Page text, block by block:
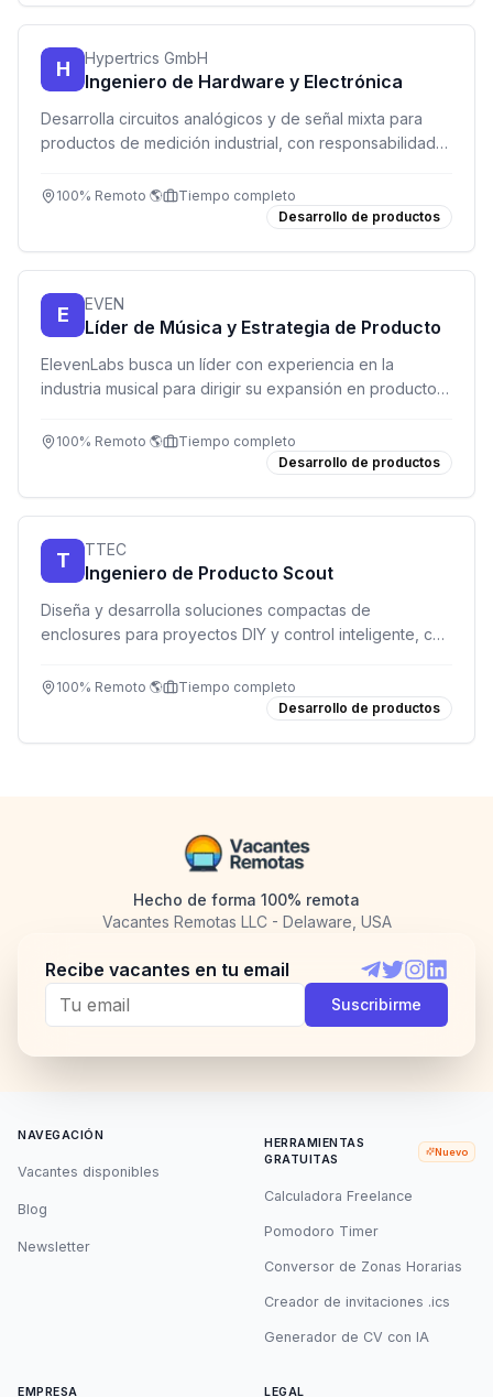
H Hypertrics GmbH
Ingeniero de Hardware y Electrónica
Desarrolla circuitos analógicos y de señal mixta para
productos de medición industrial, con responsabilidad
hogar.
100% Remoto 🌎
Tiempo completo
Desarrollo de productos
E EVEN
Líder de Música y Estrategia de Producto
ElevenLabs busca un líder con experiencia en la
industria musical para dirigir su expansión en productos
100% Remoto 🌎
Tiempo completo
Desarrollo de productos
T TTEC
Ingeniero de Producto Scout
Diseña y desarrolla soluciones compactas de
enclosures para proyectos DIY y control inteligente, con
100% Remoto 🌎
Tiempo completo
Desarrollo de productos
Hecho de forma 100% remota
Vacantes Remotas LLC - Delaware, USA
Recibe vacantes en tu email
Telegram
TwitterInstagram
Suscribirme
NAVEGACIÓN
Vacantes disponibles
Blog
Newsletter
HERRAMIENTAS
GRATUITAS
Nuevo
Calculadora Freelance
Pomodoro Timer
Conversor de Zonas Horarias
Creador de invitaciones .ics
Generador de CV con IA
EMPRESA LEGAL